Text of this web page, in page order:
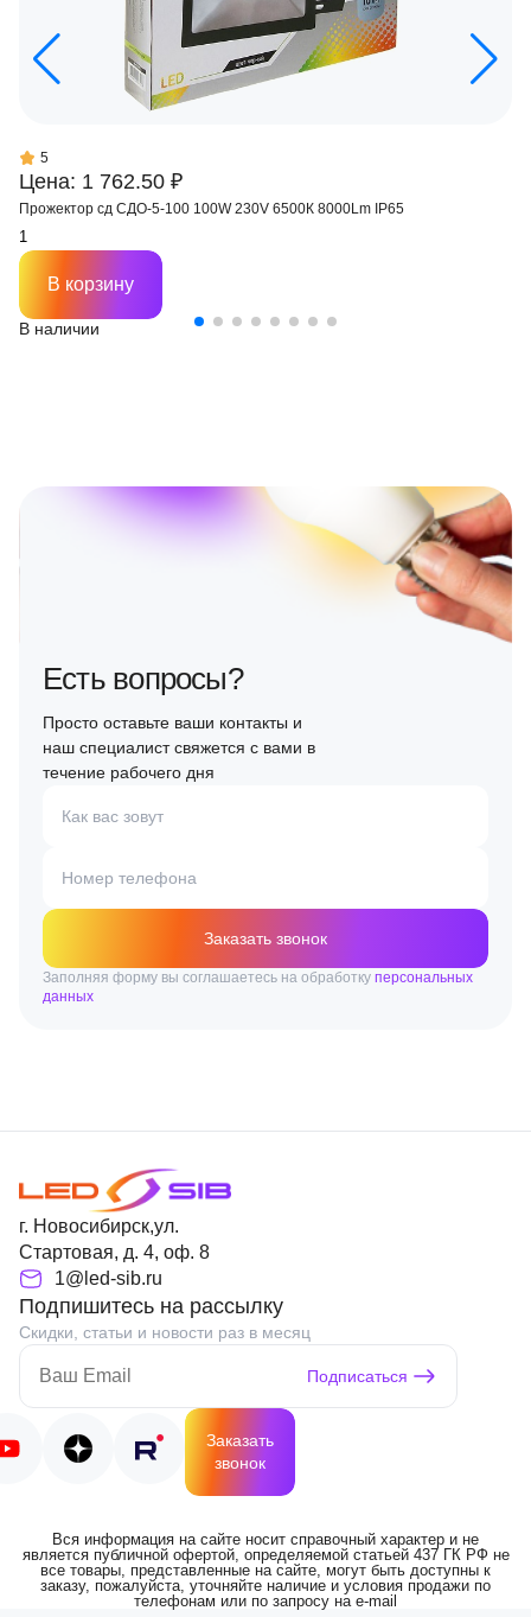
Цена: 1 762.50 ₽
5
Прожектор сд СДО-5-100 100W 230V 6500К 8000Lm IP65
В наличии
В корзину
Есть вопросы?
Просто оставьте ваши контакты и
наш специалист свяжется с вами в
течение рабочего дня
Как вас зовут
Номер телефона
Заказать звонок
Заполняя форму вы соглашаетесь на обработку персональных
данных
г. Новосибирск,ул.
Стартовая, д. 4, оф. 8
1@led-sib.ru
Подпишитесь на рассылку
Скидки, статьи и новости раз в месяц
Подписаться
Заказать
звонок
Вся информация на сайте носит справочный характер и не
является публичной офертой, определяемой статьей 437 ГК РФ не
все товары, представленные на сайте, могут быть доступны к
заказу, пожалуйста, уточняйте наличие и условия продажи по
телефонам или по запросу на e-mail